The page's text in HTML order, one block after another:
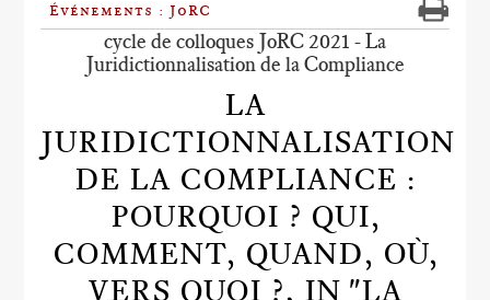
Événements : JoRC
cycle de colloques JoRC 2021 - La
Juridictionnalisation de la Compliance
LA
JURIDICTIONNALISATION
DE LA COMPLIANCE :
POURQUOI ? QUI,
COMMENT, QUAND, OÙ,
VERS QUOI ?, IN "LA